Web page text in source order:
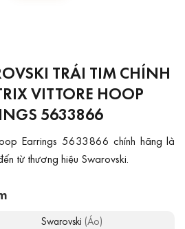
TRÁI TIM CHÍNH
VITTORE HOOP
5633866
Earrings 5633866 chính hãng là
từ thương hiệu Swarovski.
Swarovski (Áo)